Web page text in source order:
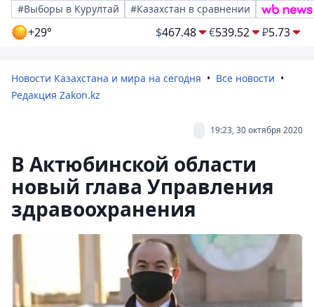
#Выборы в Курултай
#Казахстан в сравнении
+29° $467.48 €539.52 ₽5.73
Новости Казахстана и мира на сегодня
Все новости
Редакция Zakon.kz
19:23, 30 октября 2020
В Актюбинской области
новый глава Управления
здравоохранения